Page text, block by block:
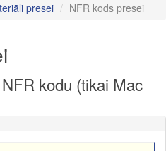
presei NFR kods presei
kodu (tikai Mac